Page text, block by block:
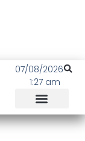
07/08/2026
1:27 am